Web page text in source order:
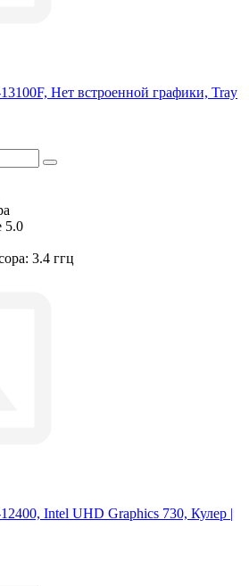
Нет встроенной графики, Tray
5.0
3.4 ггц
Intel UHD Graphics 730, Кулер |